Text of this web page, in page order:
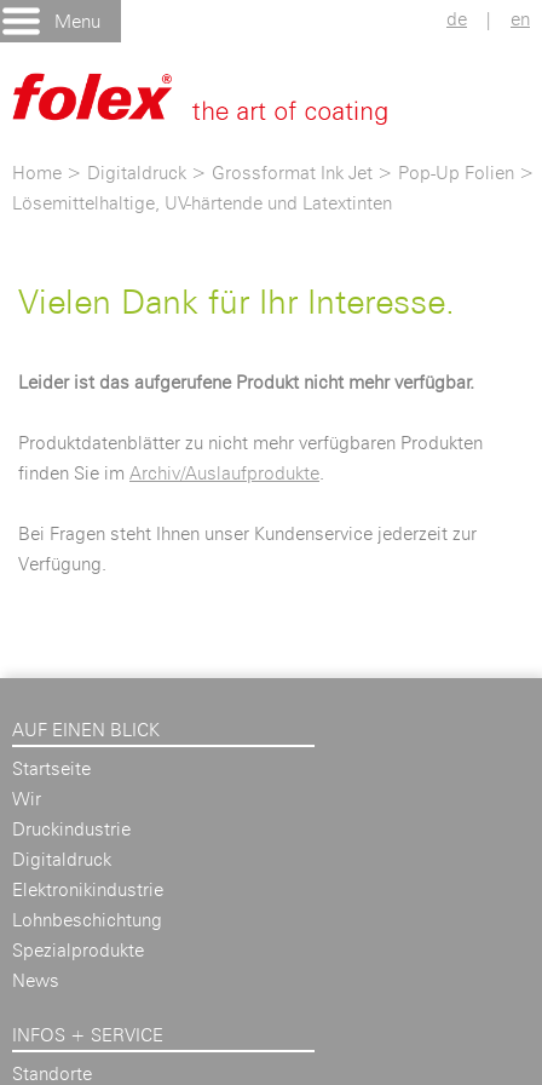
Menu de | en
Home > Digitaldruck > Grossformat Ink Jet > Pop-Up Folien >
Lösemittelhaltige, UV-härtende und Latextinten
Vielen Dank für Ihr Interesse.
Leider ist das aufgerufene Produkt nicht mehr verfügbar.
Produktdatenblätter zu nicht mehr verfügbaren Produkten
finden Sie im Archiv/Auslaufprodukte.
Bei Fragen steht Ihnen unser Kundenservice jederzeit zur
Verfügung.
AUF EINEN BLICK
Startseite
Wir
Druckindustrie
Digitaldruck
Elektronikindustrie
Lohnbeschichtung
Spezialprodukte
News
INFOS + SERVICE
Standorte